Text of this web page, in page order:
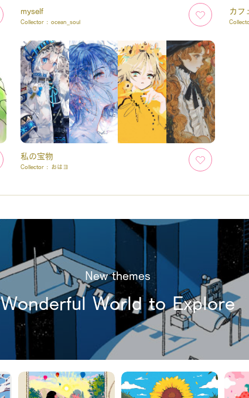
myself
Collector : ocean_soul
カフ
私の宝物
Collector : おはヨ
New themes
Wonderful World to Explore